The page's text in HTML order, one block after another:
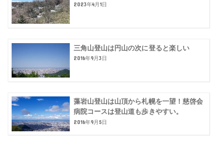
2023年4月1日
三角山登山は円山の次に登ると楽しい
2016年9月3日
藻岩山登山は山頂から札幌を一望！慈啓会
病院コースは登山道も歩きやすい。
2016年9月5日